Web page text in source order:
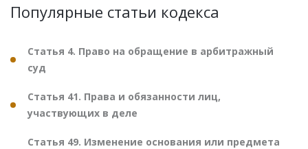
Популярные статьи кодекса
Статья 4. Право на обращение в арбитражный
суд
Статья 41. Права и обязанности лиц,
участвующих в деле
Статья 49. Изменение основания или предмета